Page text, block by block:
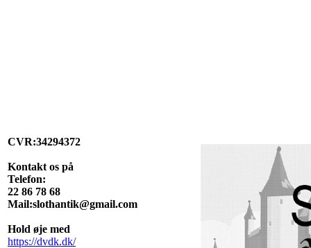
CVR:34294372
Kontakt os på
Telefon:
22 86 78 68
Mail:slothantik@gmail.com
Hold øje med
https://dvdk.dk/